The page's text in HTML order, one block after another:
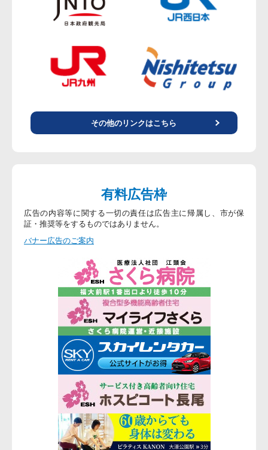
その他のリンクはこちら
有料広告枠
広告の内容等に関する一切の責任は広告主に帰属し、市が保
証・推奨等をするものではありません。
バナー広告のご案内